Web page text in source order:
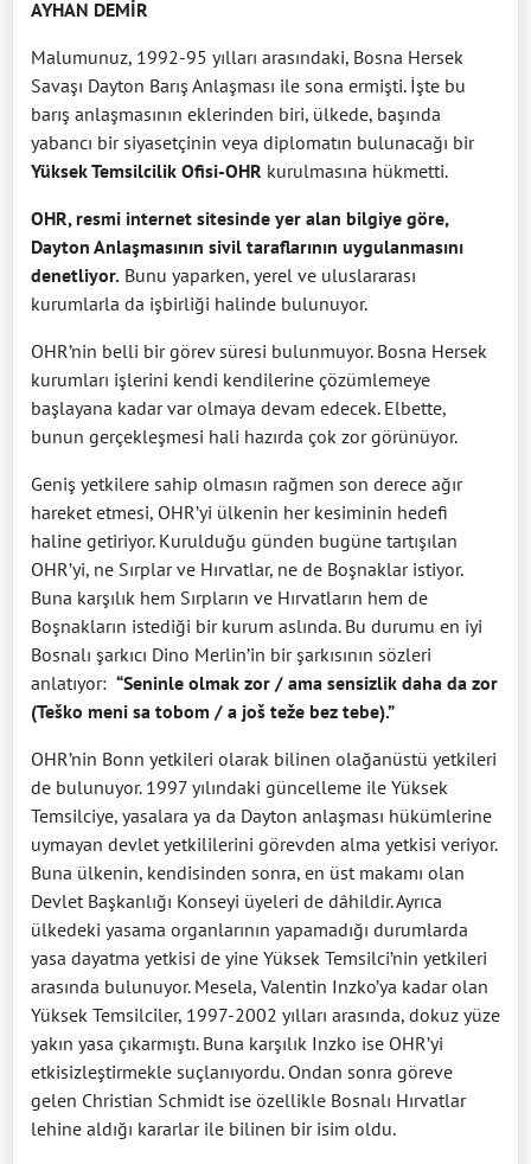
AYHAN DEMİR
Malumunuz, 1992-95 yılları arasındaki, Bosna Hersek
Savaşı Dayton Barış Anlaşması ile sona ermişti. İşte bu
barış anlaşmasının eklerinden biri, ülkede, başında
yabancı bir siyasetçinin veya diplomatın bulunacağı bir
Yüksek Temsilcilik Ofisi-OHR kurulmasına hükmetti.
OHR, resmi internet sitesinde yer alan bilgiye göre,
Dayton Anlaşmasının sivil taraflarının uygulanmasını
denetliyor. Bunu yaparken, yerel ve uluslararası
kurumlarla da işbirliği halinde bulunuyor.
OHR’nin belli bir görev süresi bulunmuyor. Bosna Hersek
kurumları işlerini kendi kendilerine çözümlemeye
başlayana kadar var olmaya devam edecek. Elbette,
bunun gerçekleşmesi hali hazırda çok zor görünüyor.
Geniş yetkilere sahip olmasın rağmen son derece ağır
hareket etmesi, OHR’yi ülkenin her kesiminin hedefi
haline getiriyor. Kurulduğu günden bugüne tartışılan
OHR’yi, ne Sırplar ve Hırvatlar, ne de Boşnaklar istiyor.
Buna karşılık hem Sırpların ve Hırvatların hem de
Boşnakların istediği bir kurum aslında. Bu durumu en iyi
Bosnalı şarkıcı Dino Merlin’in bir şarkısının sözleri
anlatıyor: “Seninle olmak zor / ama sensizlik daha da zor
(Teško meni sa tobom / a još teže bez tebe).”
OHR’nin Bonn yetkileri olarak bilinen olağanüstü yetkileri
de bulunuyor. 1997 yılındaki güncelleme ile Yüksek
Temsilciye, yasalara ya da Dayton anlaşması hükümlerine
uymayan devlet yetkililerini görevden alma yetkisi veriyor.
Buna ülkenin, kendisinden sonra, en üst makamı olan
Devlet Başkanlığı Konseyi üyeleri de dâhildir. Ayrıca
ülkedeki yasama organlarının yapamadığı durumlarda
yasa dayatma yetkisi de yine Yüksek Temsilci’nin yetkileri
arasında bulunuyor. Mesela, Valentin Inzko’ya kadar olan
Yüksek Temsilciler, 1997-2002 yılları arasında, dokuz yüze
yakın yasa çıkarmıştı. Buna karşılık Inzko ise OHR’yi
etkisizleştirmekle suçlanıyordu. Ondan sonra göreve
gelen Christian Schmidt ise özellikle Bosnalı Hırvatlar
lehine aldığı kararlar ile bilinen bir isim oldu.